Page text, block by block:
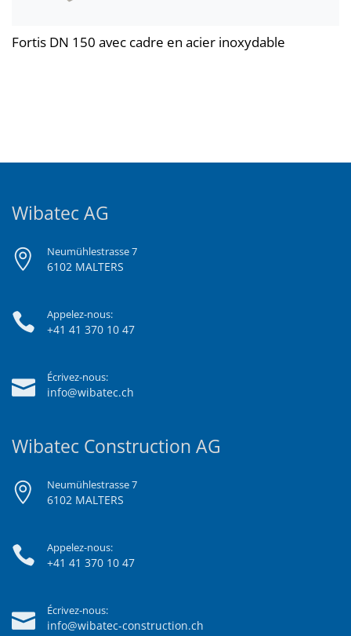
Fortis DN 150 avec cadre en acier inoxydable
Wibatec AG
Neumühlestrasse 7
6102 MALTERS
Appelez-nous:
+41 41 370 10 47
Écrivez-nous:
info@wibatec.ch
Wibatec Construction AG
Neumühlestrasse 7
6102 MALTERS
Appelez-nous:
+41 41 370 10 47
Écrivez-nous:
info@wibatec-construction.ch